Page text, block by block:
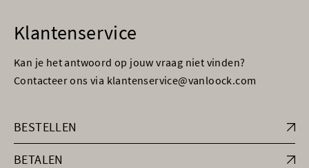
Klantenservice
Kan je het antwoord op jouw vraag niet vinden?
Contacteer ons via klantenservice@vanloock.com
BESTELLEN
BETALEN